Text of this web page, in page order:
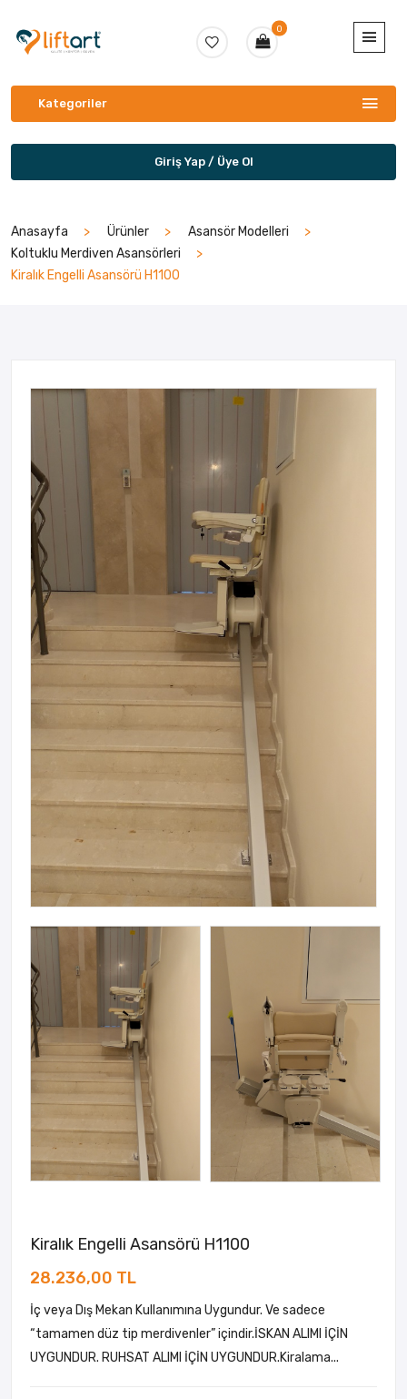
0
Kategoriler
Giriş Yap / Üye Ol
Anasayfa Ürünler
Asansör Modelleri
Koltuklu Merdiven Asansörleri
Kiralık Engelli Asansörü H1100
Kiralık Engelli Asansörü H1100
28.236,00 TL
İç veya Dış Mekan Kullanımına Uygundur. Ve sadece
“tamamen düz tip merdivenler” içindir.İSKAN ALIMI İÇİN
UYGUNDUR. RUHSAT ALIMI İÇİN UYGUNDUR.Kiralama...